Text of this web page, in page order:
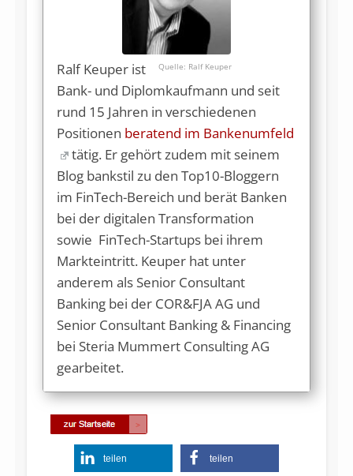
Ralf Keuper
Ralf Keuper ist
Bank- und Diplomkaufmann und seit
rund 15 Jahren in verschiedenen
Positionen beratend im Bankenumfeld
tätig. Er gehört zudem mit seinem
Blog bankstil zu den Top10-Bloggern
im FinTech-Bereich und berät Banken
bei der digitalen Transformation
sowie FinTech-Startups bei ihrem
Markteintritt. Keuper hat unter
anderem als Senior Consultant
Banking bei der COR&FJA AG und
Senior Consultant Banking & Financing
bei Steria Mummert Consulting AG
gearbeitet.
teilen teilen